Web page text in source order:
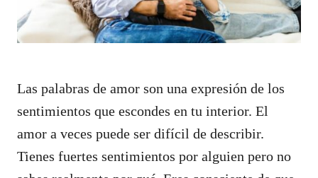
Las palabras de amor son una expresión de los
sentimientos que escondes en tu interior. El
amor a veces puede ser difícil de describir.
Tienes fuertes sentimientos por alguien pero no